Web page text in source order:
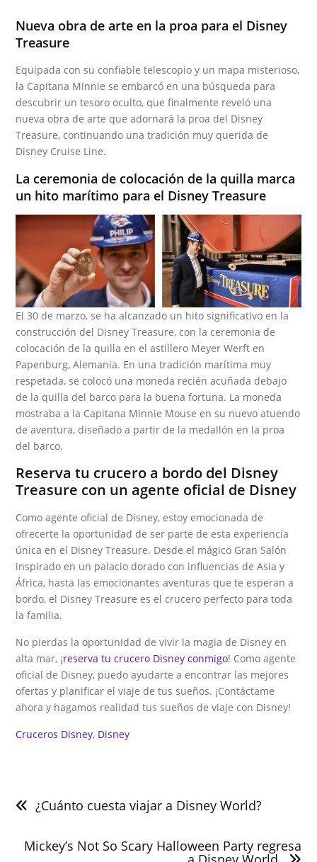
Nueva obra de arte en la proa para el Disney
Treasure
Equipada con su confiable telescopio y un mapa misterioso,
la Capitana Minnie se embarcó en una búsqueda para
descubrir un tesoro oculto, que finalmente reveló una
nueva obra de arte que adornará la proa del Disney
Treasure, continuando una tradición muy querida de
Disney Cruise Line.
La ceremonia de colocación de la quilla marca
un hito marítimo para el Disney Treasure
El 30 de marzo, se ha alcanzado un hito significativo en la
construcción del Disney Treasure, con la ceremonia de
colocación de la quilla en el astillero Meyer Werft en
Papenburg, Alemania. En una tradición marítima muy
respetada, se colocó una moneda recién acuñada debajo
de la quilla del barco para la buena fortuna. La moneda
mostraba a la Capitana Minnie Mouse en su nuevo atuendo
de aventura, diseñado a partir de la medallón en la proa
del barco.
Reserva tu crucero a bordo del Disney
Treasure con un agente oficial de Disney
Como agente oficial de Disney, estoy emocionada de
ofrecerte la oportunidad de ser parte de esta experiencia
única en el Disney Treasure. Desde el mágico Gran Salón
inspirado en un palacio dorado con influencias de Asia y
África, hasta las emocionantes aventuras que te esperan a
bordo, el Disney Treasure es el crucero perfecto para toda
la familia.
No pierdas la oportunidad de vivir la magia de Disney en
alta mar, ¡reserva tu crucero Disney conmigo! Como agente
oficial de Disney, puedo ayudarte a encontrar las mejores
ofertas y planificar el viaje de tus sueños. ¡Contáctame
ahora y hagamos realidad tus sueños de viaje con Disney!
Cruceros Disney, Disney
de
entradas
¿Cuánto cuesta viajar a Disney World?
Mickey’s Not So Scary Halloween Party regresa